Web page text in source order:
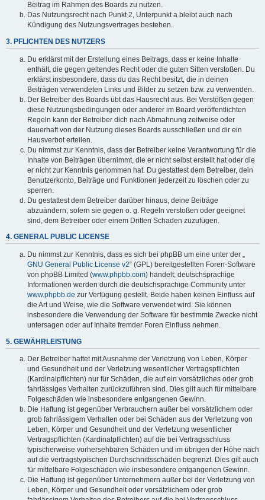
Beitrag im Rahmen des Boards zu nutzen.
Das Nutzungsrecht nach Punkt 2, Unterpunkt a bleibt auch nach
Kündigung des Nutzungsvertrages bestehen.
3. PFLICHTEN DES NUTZERS
Du erklärst mit der Erstellung eines Beitrags, dass er keine Inhalte
enthält, die gegen geltendes Recht oder die guten Sitten verstoßen. Du
erklärst insbesondere, dass du das Recht besitzt, die in deinen
Beiträgen verwendeten Links und Bilder zu setzen bzw. zu verwenden.
Der Betreiber des Boards übt das Hausrecht aus. Bei Verstößen gegen
diese Nutzungsbedingungen oder anderer im Board veröffentlichten
Regeln kann der Betreiber dich nach Abmahnung zeitweise oder
dauerhaft von der Nutzung dieses Boards ausschließen und dir ein
Hausverbot erteilen.
Du nimmst zur Kenntnis, dass der Betreiber keine Verantwortung für die
Inhalte von Beiträgen übernimmt, die er nicht selbst erstellt hat oder die
er nicht zur Kenntnis genommen hat. Du gestattest dem Betreiber, dein
Benutzerkonto, Beiträge und Funktionen jederzeit zu löschen oder zu
sperren.
Du gestattest dem Betreiber darüber hinaus, deine Beiträge
abzuändern, sofern sie gegen o. g. Regeln verstoßen oder geeignet
sind, dem Betreiber oder einem Dritten Schaden zuzufügen.
4. GENERAL PUBLIC LICENSE
Du nimmst zur Kenntnis, dass es sich bei phpBB um eine unter der „
GNU General Public License v2“ (GPL) bereitgestellten Foren-Software
von phpBB Limited (www.phpbb.com) handelt; deutschsprachige
Informationen werden durch die deutschsprachige Community unter
www.phpbb.de zur Verfügung gestellt. Beide haben keinen Einfluss auf
die Art und Weise, wie die Software verwendet wird. Sie können
insbesondere die Verwendung der Software für bestimmte Zwecke nicht
untersagen oder auf Inhalte fremder Foren Einfluss nehmen.
5. GEWÄHRLEISTUNG
Der Betreiber haftet mit Ausnahme der Verletzung von Leben, Körper
und Gesundheit und der Verletzung wesentlicher Vertragspflichten
(Kardinalpflichten) nur für Schäden, die auf ein vorsätzliches oder grob
fahrlässiges Verhalten zurückzuführen sind. Dies gilt auch für mittelbare
Folgeschäden wie insbesondere entgangenen Gewinn.
Die Haftung ist gegenüber Verbrauchern außer bei vorsätzlichem oder
grob fahrlässigem Verhalten oder bei Schäden aus der Verletzung von
Leben, Körper und Gesundheit und der Verletzung wesentlicher
Vertragspflichten (Kardinalpflichten) auf die bei Vertragsschluss
typischerweise vorhersehbaren Schäden und im übrigen der Höhe nach
auf die vertragstypischen Durchschnittsschäden begrenzt. Dies gilt auch
für mittelbare Folgeschäden wie insbesondere entgangenen Gewinn.
Die Haftung ist gegenüber Unternehmern außer bei der Verletzung von
Leben, Körper und Gesundheit oder vorsätzlichem oder grob